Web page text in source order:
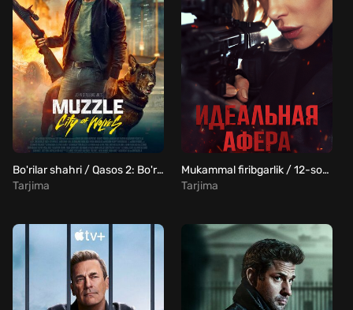
Bo'rilar shahri / Qasos 2: Bo'rilar shahri / 2-fan: Bo'rilar shahri Uzbek Tilida
Tarjima
Mukammal firibgarlik / 12-soat / Yovvoyi mushuk Uzbek Tilida
Tarjima